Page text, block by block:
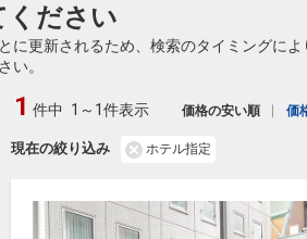
ください
に更新されるため、検索のタイミングに
い。
現在の絞り込み ホテル指定
1 件中 1～1件表示 価格の安い順 価